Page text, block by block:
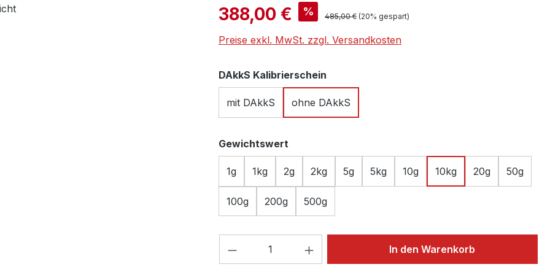
Verkaufspreis:
388,00 € % Regulärer Preis:
485,00 € (20% gespart)
Preise exkl. MwSt. zzgl. Versandkosten
DAkkS Kalibrierschein
mit DAkkS ohne DAkkS
Gewichtswert
1g 1kg 2g 2kg 5g 5kg 10g 10kg 20g 50g
100g 200g 500g
Produkt Anzahl: Gib den gewünschten Wert
In den Warenkorb